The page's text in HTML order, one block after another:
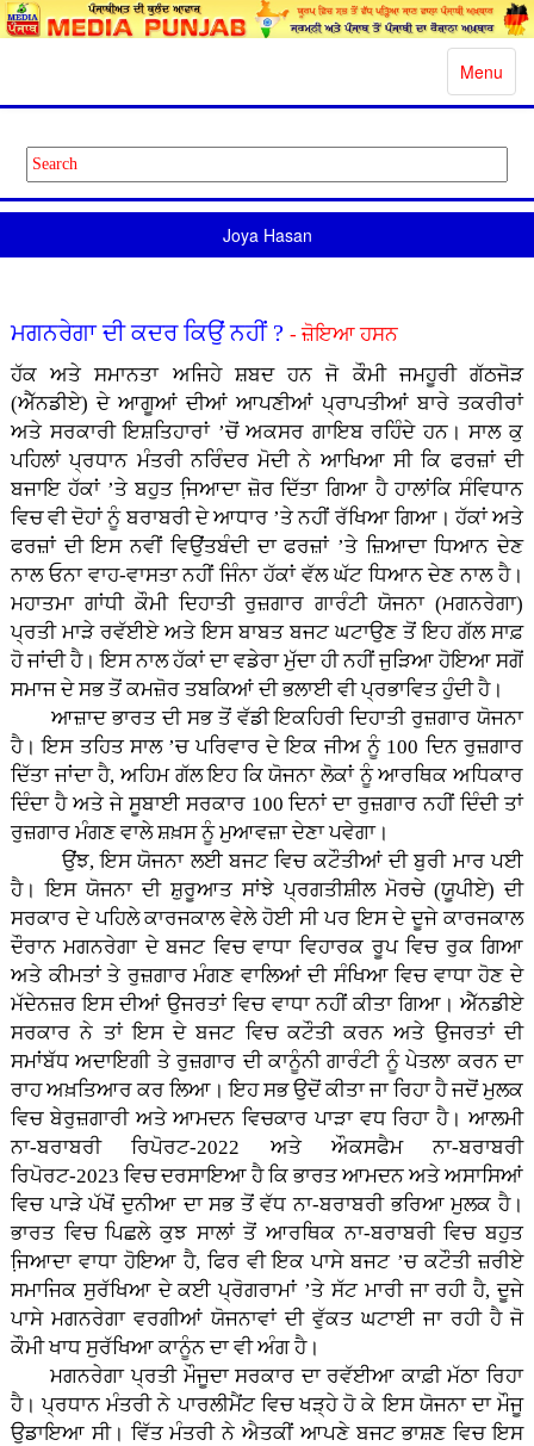
Toggle
Menu
Joya Hasan
ਮਗਨਰੇਗਾ ਦੀ ਕਦਰ ਕਿਉਂ ਨਹੀਂ ? - ਜ਼ੋਇਆ ਹਸਨ
ਹੱਕ ਅਤੇ ਸਮਾਨਤਾ ਅਜਿਹੇ ਸ਼ਬਦ ਹਨ ਜੋ ਕੌਮੀ ਜਮਹੂਰੀ ਗੱਠਜੋੜ
(ਐੱਨਡੀਏ) ਦੇ ਆਗੂਆਂ ਦੀਆਂ ਆਪਣੀਆਂ ਪ੍ਰਾਪਤੀਆਂ ਬਾਰੇ ਤਕਰੀਰਾਂ
ਅਤੇ ਸਰਕਾਰੀ ਇਸ਼ਤਿਹਾਰਾਂ ’ਚੋਂ ਅਕਸਰ ਗਾਇਬ ਰਹਿੰਦੇ ਹਨ। ਸਾਲ ਕੁ
ਪਹਿਲਾਂ ਪ੍ਰਧਾਨ ਮੰਤਰੀ ਨਰਿੰਦਰ ਮੋਦੀ ਨੇ ਆਖਿਆ ਸੀ ਕਿ ਫਰਜ਼ਾਂ ਦੀ
ਬਜਾਇ ਹੱਕਾਂ ’ਤੇ ਬਹੁਤ ਜਿ਼ਆਦਾ ਜ਼ੋਰ ਦਿੱਤਾ ਗਿਆ ਹੈ ਹਾਲਾਂਕਿ ਸੰਵਿਧਾਨ
ਵਿਚ ਵੀ ਦੋਹਾਂ ਨੂੰ ਬਰਾਬਰੀ ਦੇ ਆਧਾਰ ’ਤੇ ਨਹੀਂ ਰੱਖਿਆ ਗਿਆ। ਹੱਕਾਂ ਅਤੇ
ਫਰਜ਼ਾਂ ਦੀ ਇਸ ਨਵੀਂ ਵਿਉਂਤਬੰਦੀ ਦਾ ਫਰਜ਼ਾਂ ’ਤੇ ਜ਼ਿਆਦਾ ਧਿਆਨ ਦੇਣ
ਨਾਲ ਓਨਾ ਵਾਹ-ਵਾਸਤਾ ਨਹੀਂ ਜਿੰਨਾ ਹੱਕਾਂ ਵੱਲ ਘੱਟ ਧਿਆਨ ਦੇਣ ਨਾਲ ਹੈ।
ਮਹਾਤਮਾ ਗਾਂਧੀ ਕੌਮੀ ਦਿਹਾਤੀ ਰੁਜ਼ਗਾਰ ਗਾਰੰਟੀ ਯੋਜਨਾ (ਮਗਨਰੇਗਾ)
ਪ੍ਰਤੀ ਮਾੜੇ ਰਵੱਈਏ ਅਤੇ ਇਸ ਬਾਬਤ ਬਜਟ ਘਟਾਉਣ ਤੋਂ ਇਹ ਗੱਲ ਸਾਫ਼
ਹੋ ਜਾਂਦੀ ਹੈ। ਇਸ ਨਾਲ ਹੱਕਾਂ ਦਾ ਵਡੇਰਾ ਮੁੱਦਾ ਹੀ ਨਹੀਂ ਜੁੜਿਆ ਹੋਇਆ ਸਗੋਂ
ਸਮਾਜ ਦੇ ਸਭ ਤੋਂ ਕਮਜ਼ੋਰ ਤਬਕਿਆਂ ਦੀ ਭਲਾਈ ਵੀ ਪ੍ਰਭਾਵਿਤ ਹੁੰਦੀ ਹੈ।
ਆਜ਼ਾਦ ਭਾਰਤ ਦੀ ਸਭ ਤੋਂ ਵੱਡੀ ਇਕਹਿਰੀ ਦਿਹਾਤੀ ਰੁਜ਼ਗਾਰ ਯੋਜਨਾ
ਹੈ। ਇਸ ਤਹਿਤ ਸਾਲ ’ਚ ਪਰਿਵਾਰ ਦੇ ਇਕ ਜੀਅ ਨੂੰ 100 ਦਿਨ ਰੁਜ਼ਗਾਰ
ਦਿੱਤਾ ਜਾਂਦਾ ਹੈ, ਅਹਿਮ ਗੱਲ ਇਹ ਕਿ ਯੋਜਨਾ ਲੋਕਾਂ ਨੂੰ ਆਰਥਿਕ ਅਧਿਕਾਰ
ਦਿੰਦਾ ਹੈ ਅਤੇ ਜੇ ਸੂਬਾਈ ਸਰਕਾਰ 100 ਦਿਨਾਂ ਦਾ ਰੁਜ਼ਗਾਰ ਨਹੀਂ ਦਿੰਦੀ ਤਾਂ
ਰੁਜ਼ਗਾਰ ਮੰਗਣ ਵਾਲੇ ਸ਼ਖ਼ਸ ਨੂੰ ਮੁਆਵਜ਼ਾ ਦੇਣਾ ਪਵੇਗਾ।
ਉਂਝ, ਇਸ ਯੋਜਨਾ ਲਈ ਬਜਟ ਵਿਚ ਕਟੌਤੀਆਂ ਦੀ ਬੁਰੀ ਮਾਰ ਪਈ
ਹੈ। ਇਸ ਯੋਜਨਾ ਦੀ ਸ਼ੁਰੂਆਤ ਸਾਂਝੇ ਪ੍ਰਗਤੀਸ਼ੀਲ ਮੋਰਚੇ (ਯੂਪੀਏ) ਦੀ
ਸਰਕਾਰ ਦੇ ਪਹਿਲੇ ਕਾਰਜਕਾਲ ਵੇਲੇ ਹੋਈ ਸੀ ਪਰ ਇਸ ਦੇ ਦੂਜੇ ਕਾਰਜਕਾਲ
ਦੌਰਾਨ ਮਗਨਰੇਗਾ ਦੇ ਬਜਟ ਵਿਚ ਵਾਧਾ ਵਿਹਾਰਕ ਰੂਪ ਵਿਚ ਰੁਕ ਗਿਆ
ਅਤੇ ਕੀਮਤਾਂ ਤੇ ਰੁਜ਼ਗਾਰ ਮੰਗਣ ਵਾਲਿਆਂ ਦੀ ਸੰਖਿਆ ਵਿਚ ਵਾਧਾ ਹੋਣ ਦੇ
ਮੱਦੇਨਜ਼ਰ ਇਸ ਦੀਆਂ ਉਜਰਤਾਂ ਵਿਚ ਵਾਧਾ ਨਹੀਂ ਕੀਤਾ ਗਿਆ। ਐੱਨਡੀਏ
ਸਰਕਾਰ ਨੇ ਤਾਂ ਇਸ ਦੇ ਬਜਟ ਵਿਚ ਕਟੌਤੀ ਕਰਨ ਅਤੇ ਉਜਰਤਾਂ ਦੀ
ਸਮਾਂਬੱਧ ਅਦਾਇਗੀ ਤੇ ਰੁਜ਼ਗਾਰ ਦੀ ਕਾਨੂੰਨੀ ਗਾਰੰਟੀ ਨੂੰ ਪੇਤਲਾ ਕਰਨ ਦਾ
ਰਾਹ ਅਖ਼ਤਿਆਰ ਕਰ ਲਿਆ। ਇਹ ਸਭ ਉਦੋਂ ਕੀਤਾ ਜਾ ਰਿਹਾ ਹੈ ਜਦੋਂ ਮੁਲਕ
ਵਿਚ ਬੇਰੁਜ਼ਗਾਰੀ ਅਤੇ ਆਮਦਨ ਵਿਚਕਾਰ ਪਾੜਾ ਵਧ ਰਿਹਾ ਹੈ। ਆਲਮੀ
ਨਾ-ਬਰਾਬਰੀ ਰਿਪੋਰਟ-2022 ਅਤੇ ਔਕਸਫੈਮ ਨਾ-ਬਰਾਬਰੀ
ਰਿਪੋਰਟ-2023 ਵਿਚ ਦਰਸਾਇਆ ਹੈ ਕਿ ਭਾਰਤ ਆਮਦਨ ਅਤੇ ਅਸਾਸਿਆਂ
ਵਿਚ ਪਾੜੇ ਪੱਖੋਂ ਦੁਨੀਆ ਦਾ ਸਭ ਤੋਂ ਵੱਧ ਨਾ-ਬਰਾਬਰੀ ਭਰਿਆ ਮੁਲਕ ਹੈ।
ਭਾਰਤ ਵਿਚ ਪਿਛਲੇ ਕੁਝ ਸਾਲਾਂ ਤੋਂ ਆਰਥਿਕ ਨਾ-ਬਰਾਬਰੀ ਵਿਚ ਬਹੁਤ
ਜਿ਼ਆਦਾ ਵਾਧਾ ਹੋਇਆ ਹੈ, ਫਿਰ ਵੀ ਇਕ ਪਾਸੇ ਬਜਟ ’ਚ ਕਟੌਤੀ ਜ਼ਰੀਏ
ਸਮਾਜਿਕ ਸੁਰੱਖਿਆ ਦੇ ਕਈ ਪ੍ਰੋਗਰਾਮਾਂ ’ਤੇ ਸੱਟ ਮਾਰੀ ਜਾ ਰਹੀ ਹੈ, ਦੂਜੇ
ਪਾਸੇ ਮਗਨਰੇਗਾ ਵਰਗੀਆਂ ਯੋਜਨਾਵਾਂ ਦੀ ਵੁੱਕਤ ਘਟਾਈ ਜਾ ਰਹੀ ਹੈ ਜੋ
ਕੌਮੀ ਖਾਧ ਸੁਰੱਖਿਆ ਕਾਨੂੰਨ ਦਾ ਵੀ ਅੰਗ ਹੈ।
ਮਗਨਰੇਗਾ ਪ੍ਰਤੀ ਮੌਜੂਦਾ ਸਰਕਾਰ ਦਾ ਰਵੱਈਆ ਕਾਫ਼ੀ ਮੱਠਾ ਰਿਹਾ
ਹੈ। ਪ੍ਰਧਾਨ ਮੰਤਰੀ ਨੇ ਪਾਰਲੀਮੈਂਟ ਵਿਚ ਖੜ੍ਹੇ ਹੋ ਕੇ ਇਸ ਯੋਜਨਾ ਦਾ ਮੌਜੂ
ਉਡਾਇਆ ਸੀ। ਵਿੱਤ ਮੰਤਰੀ ਨੇ ਐਤਕੀਂ ਆਪਣੇ ਬਜਟ ਭਾਸ਼ਣ ਵਿਚ ਇਸ